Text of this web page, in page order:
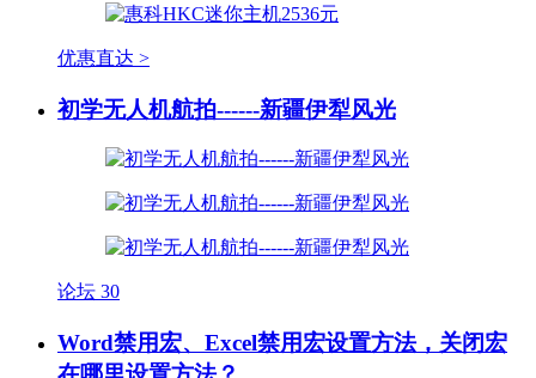
优惠直达 >
初学无人机航拍------新疆伊犁风光
论坛 30
Word禁用宏、Excel禁用宏设置方法，关闭宏